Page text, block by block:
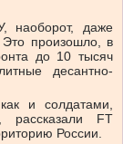
наоборот, даже
Это произошло, в
до 10 тысяч
десантно-
и солдатами,
рассказали FT
России.